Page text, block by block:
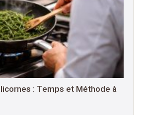
: Temps et Méthode à